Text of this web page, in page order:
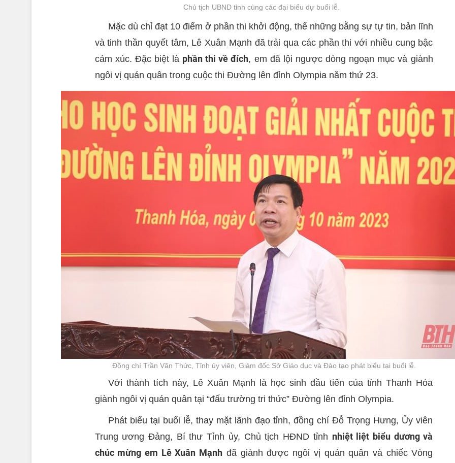
Chủ tịch UBND tỉnh cùng các đại biểu dự buổi lễ.
Mặc dù chỉ đạt 10 điểm ở phần thi khởi động, thế những bằng sự tự tin, bản lĩnh
và tinh thần quyết tâm, Lê Xuân Mạnh đã trải qua các phần thi với nhiều cung bậc
cảm xúc. Đặc biệt là phần thi về đích, em đã lội ngược dòng ngoạn mục và giành
ngôi vị quán quân trong cuộc thi Đường lên đỉnh Olympia năm thứ 23.
Đồng chí Trần Văn Thức, Tỉnh ủy viên, Giám đốc Sở Giáo dục và Đào tạo phát biểu tại buổi lễ.
Với thành tích này, Lê Xuân Mạnh là học sinh đầu tiên của tỉnh Thanh Hóa
giành ngôi vị quán quân tại “đấu trường tri thức” Đường lên đỉnh Olympia.
Phát biểu tại buổi lễ, thay mặt lãnh đạo tỉnh, đồng chí Đỗ Trọng Hưng, Ủy viên
Trung ương Đảng, Bí thư Tỉnh ủy, Chủ tịch HĐND tỉnh nhiệt liệt biểu dương và
chúc mừng em Lê Xuân Mạnh đã giành được ngôi vị quán quân và chiếc Vòng